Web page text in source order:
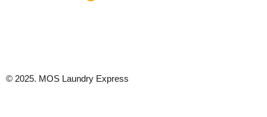
© 2025. MOS Laundry Express